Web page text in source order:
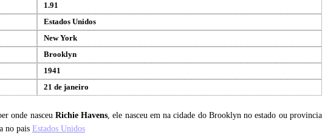
1.91
Estados Unidos
New York
Brooklyn
1941
21 de janeiro
onde nasceu Richie Havens, ele nasceu em na cidade do Brooklyn no estado ou provincia
no pais Estados Unidos